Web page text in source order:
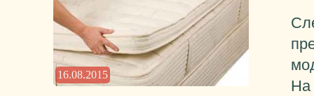
16.08.2015
На